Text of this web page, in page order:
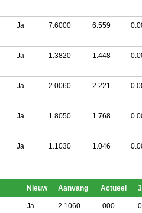
Ja 7.6000 6.559
Ja 1.3820 1.448
Ja 2.0060 2.221
Ja 1.8050 1.768
Ja 1.1030 1.046
Nieuw Aanvang Actueel
Ja 2.1060 .000